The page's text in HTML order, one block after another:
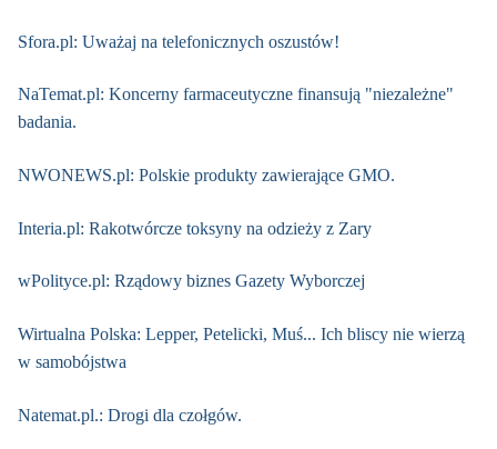
Sfora.pl: Uważaj na telefonicznych oszustów!
NaTemat.pl: Koncerny farmaceutyczne finansują "niezależne"
badania.
NWONEWS.pl: Polskie produkty zawierające GMO.
Interia.pl: Rakotwórcze toksyny na odzieży z Zary
wPolityce.pl: Rządowy biznes Gazety Wyborczej
Wirtualna Polska: Lepper, Petelicki, Muś... Ich bliscy nie wierzą
w samobójstwa
Natemat.pl.: Drogi dla czołgów.